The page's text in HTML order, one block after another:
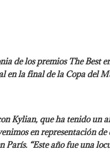
de los premios The Best
en la final de la Copa del
Kylian, que ha tenido
en representación
“Este año fue una